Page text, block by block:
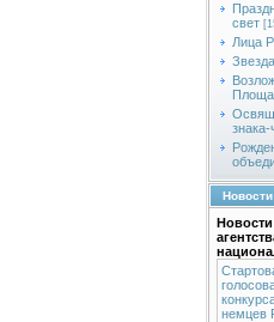
свет
Лица
немцев